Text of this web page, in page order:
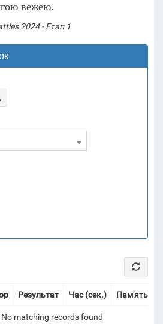
вежею.
2024 - Етап 1
Результат Час (сек.) Пам'ять
No matching records found